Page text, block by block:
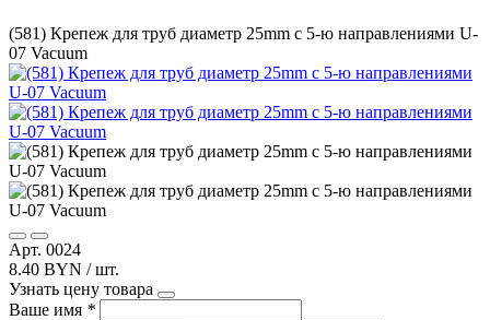
(581) Крепеж для труб диаметр 25mm с 5-ю направлениями U-
07 Vacuum
Арт. 0024
8.40 BYN / шт.
Узнать цену товара
Ваше имя *